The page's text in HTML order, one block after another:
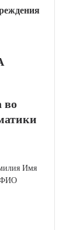
во
Имя
ФИО